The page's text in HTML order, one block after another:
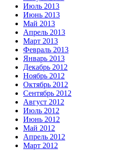
Июль 2013
Июнь 2013
Май 2013
Апрель 2013
Март 2013
Февраль 2013
Январь 2013
Декабрь 2012
Ноябрь 2012
Октябрь 2012
Сентябрь 2012
Август 2012
Июль 2012
Июнь 2012
Май 2012
Апрель 2012
Март 2012